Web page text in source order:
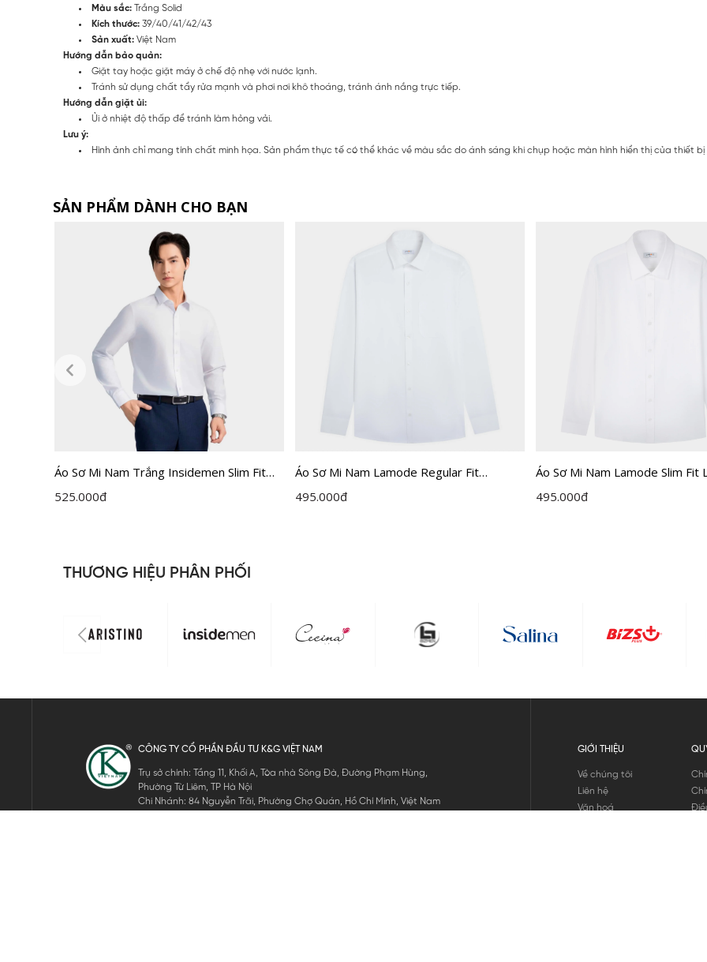
Màu sắc: Trắng Solid
Kích thước: 39/40/41/42/43
Sản xuất: Việt Nam
Hướng dẫn bảo quản:
Giặt tay hoặc giặt máy ở chế độ nhẹ với nước lạnh.
Tránh sử dụng chất tẩy rửa mạnh và phơi nơi khô thoáng, tránh ánh nắng trực tiếp.
Hướng dẫn giặt ủi:
Ủi ở nhiệt độ thấp để tránh làm hỏng vải.
Lưu ý:
Hình ảnh chỉ mang tính chất minh họa. Sản phẩm thực tế có thể khác về màu sắc do ánh sáng khi chụp hoặc màn hình hiển thị của thiết
SẢN PHẨM DÀNH CHO BẠN
Áo Sơ Mi Nam Trắng Insidemen Slim Fit
ILS158F0H0
525.000đ
Áo Sơ Mi Nam Lamode Regular Fit
LLS0020Z
495.000đ
Áo Sơ Mi Nam Lamode Slim Fit
495.000đ
THƯƠNG HIỆU PHÂN PHỐI
CÔNG TY CỔ PHẦN ĐẦU TƯ K&G VIỆT NAM
Trụ sở chính: Tầng 11, Khối A, Tòa nhà Sông Đà, Đường Phạm Hùng,
Phường Từ Liêm, TP Hà Nội
Chi Nhánh: 84 Nguyễn Trãi, Phường Chợ Quán, Hồ Chí Minh, Việt Nam
GIỚI THIỆU
Về chúng tôi
Liên hệ
Văn hoá